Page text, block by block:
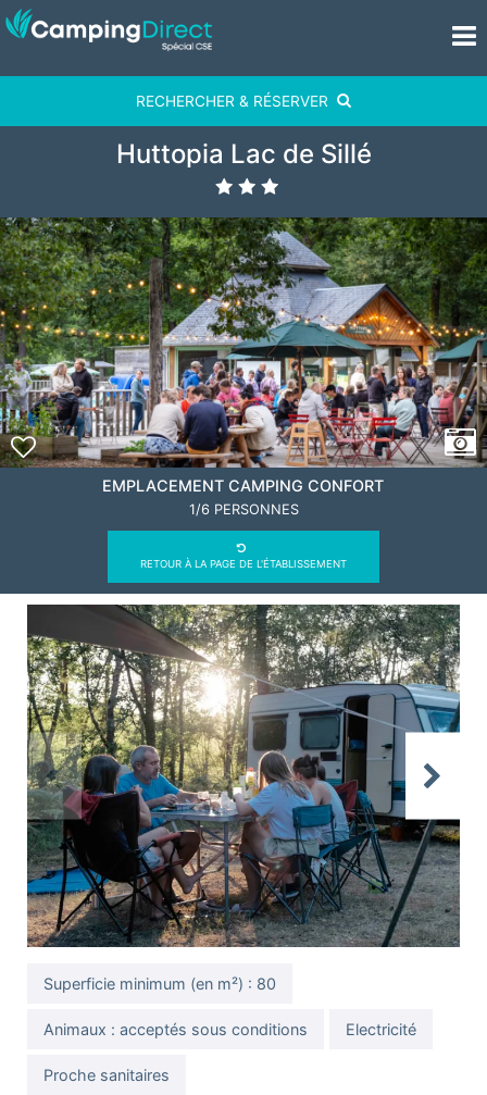
RECHERCHER & RÉSERVER
Huttopia Lac de Sillé
EMPLACEMENT CAMPING CONFORT
1/6 PERSONNES
RETOUR À LA PAGE DE L'ÉTABLISSEMENT
Previous Next
Superficie minimum (en m²) : 80
Animaux : acceptés sous conditions Electricité
Proche sanitaires